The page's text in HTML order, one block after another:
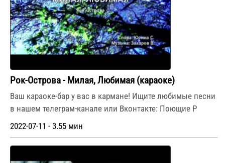
Рок-Острова - Милая, Любимая (караоке)
Ваш караоке-бар у вас в кармане! Ищите любимые песни
в нашем телеграм-канале или Вконтакте: Поющие Р
2022-07-11 - 3.55 мин